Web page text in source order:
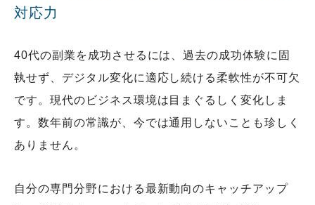
対応力
40代の副業を成功させるには、過去の成功体験に固
執せず、デジタル変化に適応し続ける柔軟性が不可欠
です。現代のビジネス環境は目まぐるしく変化しま
す。数年前の常識が、今では通用しないことも珍しく
ありません。
自分の専門分野における最新動向のキャッチアップ